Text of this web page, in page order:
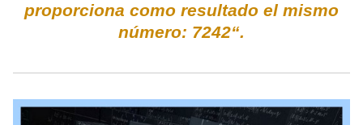
proporciona como resultado el mismo
número: 7242“.